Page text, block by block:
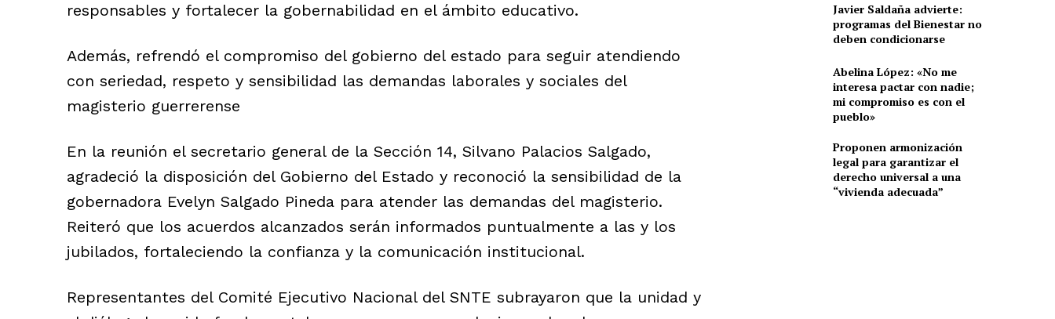
responsables y fortalecer la gobernabilidad en el ámbito educativo.
Además, refrendó el compromiso del gobierno del estado para seguir atendiendo
con seriedad, respeto y sensibilidad las demandas laborales y sociales del
magisterio guerrerense
En la reunión el secretario general de la Sección 14, Silvano Palacios Salgado,
agradeció la disposición del Gobierno del Estado y reconoció la sensibilidad de la
gobernadora Evelyn Salgado Pineda para atender las demandas del magisterio.
Reiteró que los acuerdos alcanzados serán informados puntualmente a las y los
jubilados, fortaleciendo la confianza y la comunicación institucional.
Representantes del Comité Ejecutivo Nacional del SNTE subrayaron que la unidad y
Javier Saldaña advierte:
programas del Bienestar no
deben condicionarse
Abelina López: «No me
interesa pactar con nadie;
mi compromiso es con el
pueblo»
Proponen armonización
legal para garantizar el
derecho universal a una
“vivienda adecuada”